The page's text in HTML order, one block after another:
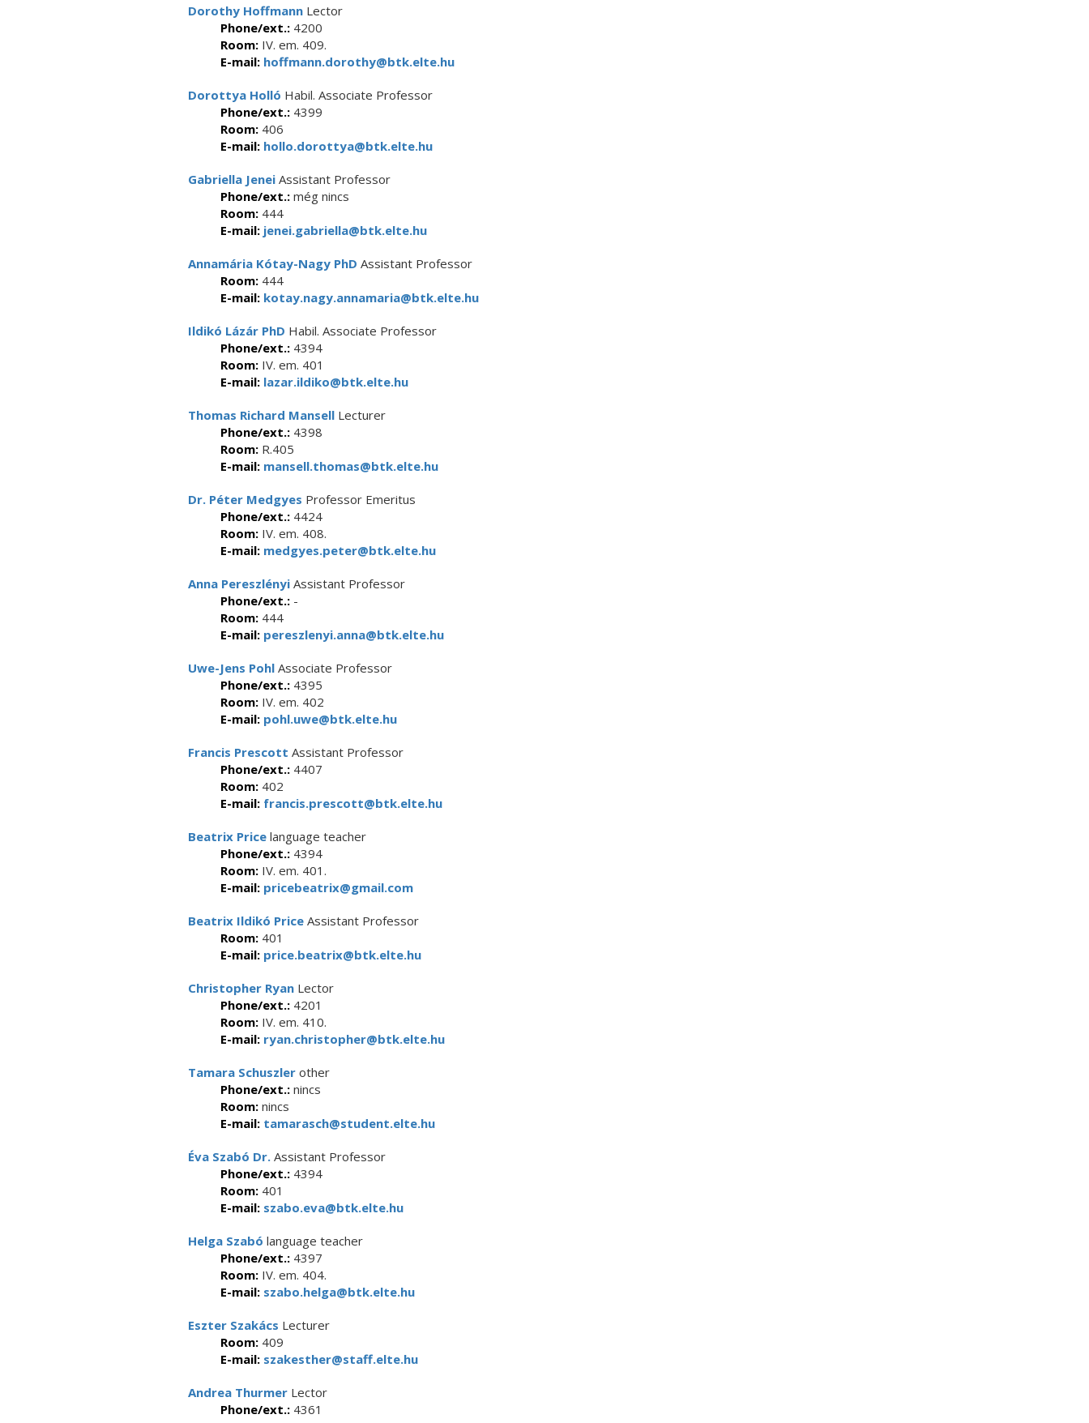
Dorothy Hoffmann Lector
Phone/ext.: 4200
Room: IV. em. 409.
E-mail: hoffmann.dorothy@btk.elte.hu
Dorottya Holló Habil. Associate Professor
Phone/ext.: 4399
Room: 406
E-mail: hollo.dorottya@btk.elte.hu
Gabriella Jenei Assistant Professor
Phone/ext.: még nincs
Room: 444
E-mail: jenei.gabriella@btk.elte.hu
Annamária Kótay-Nagy PhD Assistant Professor
Room: 444
E-mail: kotay.nagy.annamaria@btk.elte.hu
Ildikó Lázár PhD Habil. Associate Professor
Phone/ext.: 4394
Room: IV. em. 401
E-mail: lazar.ildiko@btk.elte.hu
Thomas Richard Mansell Lecturer
Phone/ext.: 4398
Room: R.405
E-mail: mansell.thomas@btk.elte.hu
Dr. Péter Medgyes Professor Emeritus
Phone/ext.: 4424
Room: IV. em. 408.
E-mail: medgyes.peter@btk.elte.hu
Anna Pereszlényi Assistant Professor
Phone/ext.: -
Room: 444
E-mail: pereszlenyi.anna@btk.elte.hu
Uwe-Jens Pohl Associate Professor
Phone/ext.: 4395
Room: IV. em. 402
E-mail: pohl.uwe@btk.elte.hu
Francis Prescott Assistant Professor
Phone/ext.: 4407
Room: 402
E-mail: francis.prescott@btk.elte.hu
Beatrix Price language teacher
Phone/ext.: 4394
Room: IV. em. 401.
E-mail: pricebeatrix@gmail.com
Beatrix Ildikó Price Assistant Professor
Room: 401
E-mail: price.beatrix@btk.elte.hu
Christopher Ryan Lector
Phone/ext.: 4201
Room: IV. em. 410.
E-mail: ryan.christopher@btk.elte.hu
Tamara Schuszler other
Phone/ext.: nincs
Room: nincs
E-mail: tamarasch@student.elte.hu
Éva Szabó Dr. Assistant Professor
Phone/ext.: 4394
Room: 401
E-mail: szabo.eva@btk.elte.hu
Helga Szabó language teacher
Phone/ext.: 4397
Room: IV. em. 404.
E-mail: szabo.helga@btk.elte.hu
Eszter Szakács Lecturer
Room: 409
E-mail: szakesther@staff.elte.hu
Andrea Thurmer Lector
Phone/ext.: 4361